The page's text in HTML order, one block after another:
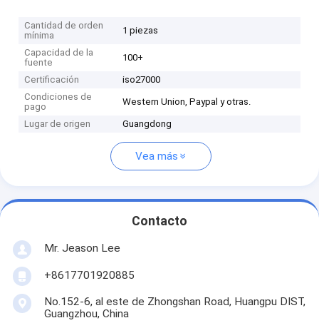
Cantidad de orden
mínima
1 piezas
Capacidad de la
fuente
100+
Certificación
iso27000
Condiciones de
pago
Western Union, Paypal y otras.
Lugar de origen Guangdong
Vea más
Contacto
Mr. Jeason Lee
+8617701920885
No.152-6, al este de Zhongshan Road, Huangpu DIST,
Guangzhou, China